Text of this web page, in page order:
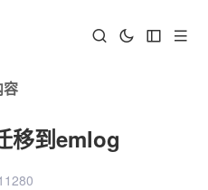
容
移到emlog